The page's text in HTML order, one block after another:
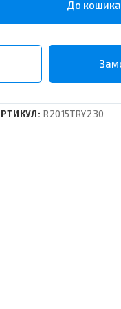
До кошика
R2015TRY230